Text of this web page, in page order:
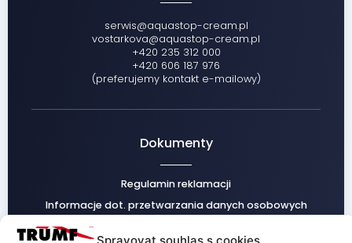
serwis@aquastop-cream.pl
vostarkova@aquastop-cream.pl
+420 235 312 000
+420 606 187 976
(preferujemy kontakt e-mailowy)
Dokumenty
Regulamin reklamacji
Informacje dot. przetwarzania danych osobowych